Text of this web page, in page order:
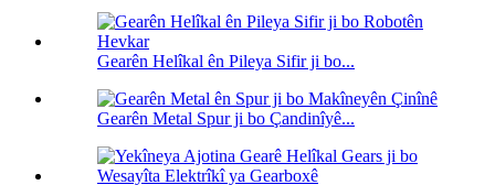
Gearên Helîkal ên Pileya Sifir ji bo...
Gearên Metal Spur ji bo Çandinîyê...